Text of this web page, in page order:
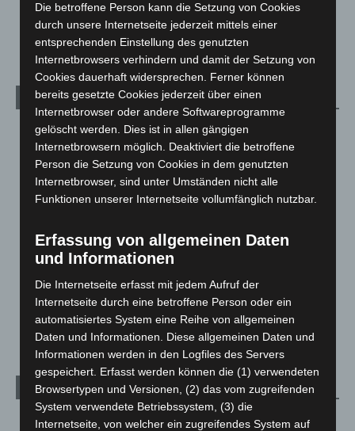
Maschpark
Kategorien
Blaulicht
Corona-News
Hannover und Region
Langenhagen und Ortsteile
3.249
Menschen
Veranstaltungen
Welt
Archiv
August 2026(10)
Die betroffene Person kann die Setzung von Cookies
durch unsere Internetseite jederzeit mittels einer
entsprechenden Einstellung des genutzten
Internetbrowsers verhindern und damit der Setzung von
Cookies dauerhaft widersprechen. Ferner können
bereits gesetzte Cookies jederzeit über einen
Internetbrowser oder andere Softwareprogramme
gelöscht werden. Dies ist in allen gängigen
Internetbrowsern möglich. Deaktiviert die betroffene
Person die Setzung von Cookies in dem genutzten
Internetbrowser, sind unter Umständen nicht alle
Funktionen unserer Internetseite vollumfänglich nutzbar.
Erfassung von allgemeinen Daten
und Informationen
Die Internetseite erfasst mit jedem Aufruf der
Internetseite durch eine betroffene Person oder ein
automatisiertes System eine Reihe von allgemeinen
Daten und Informationen. Diese allgemeinen Daten und
Informationen werden in den Logfiles des Servers
gespeichert. Erfasst werden können die (1) verwendeten
Browsertypen und Versionen, (2) das vom zugreifenden
System verwendete Betriebssystem, (3) die
Internetseite, von welcher ein zugreifendes System auf